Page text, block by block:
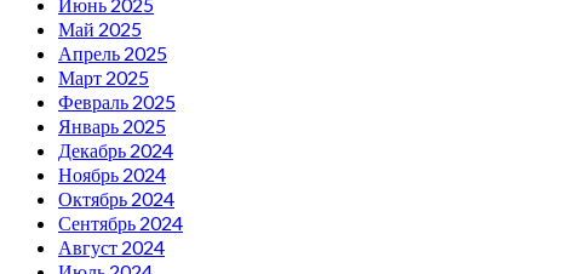
Май 2025
Апрель 2025
Март 2025
Февраль 2025
Январь 2025
Декабрь 2024
Ноябрь 2024
Октябрь 2024
Сентябрь 2024
Август 2024